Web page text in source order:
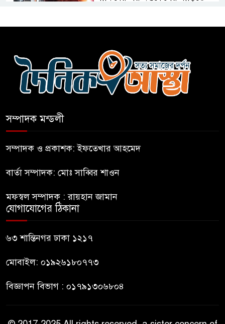
আহত-১০
বন্যায় পাটগ্রামে সড়ক ভেঙে
চালাচ্ছেন তারেক: কাদের সিদ্দিকী
জুলাই জাদুঘরে টিকিট জালিয়াতি!
সম্পাদক মন্ডলী
সম্পাদক ও প্রকাশক: ইফতেখার আহমেদ
বার্তা সম্পাদক: মোঃ সাব্বির শাওন
মফস্বল সম্পাদক : রায়হান জামান
যোগাযোগের ঠিকানা
৬৩ শান্তিনগর ঢাকা ১২১৭
মোবাইল: ০১৯২৬১৮০৭৭৩
বিজ্ঞাপন বিভাগ : ০১৭৯১৩০৬৮০৪